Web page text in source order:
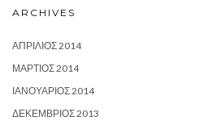
ARCHIVES
ΑΠΡΊΛΙΟΣ 2014
ΜΆΡΤΙΟΣ 2014
ΙΑΝΟΥΆΡΙΟΣ 2014
ΔΕΚΈΜΒΡΙΟΣ 2013